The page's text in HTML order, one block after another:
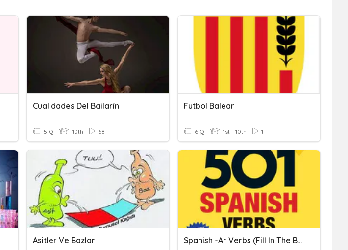
Cualidades Del Bailarín
5 Q 10th 68
Futbol Balear
6 Q 1st - 10th 1
Asitler Ve Bazlar Spanish -ar Verbs (fill In The Blank)